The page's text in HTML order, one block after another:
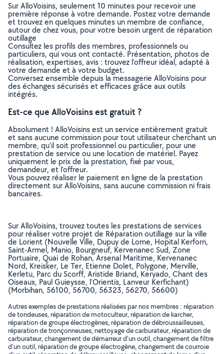
Sur AlloVoisins, seulement 10 minutes pour recevoir une
première réponse à votre demande. Postez votre demande
et trouvez en quelques minutes un membre de confiance,
autour de chez vous, pour votre besoin urgent de réparation
outillage
Consultez les profils des membres, professionnels ou
particuliers, qui vous ont contacté. Présentation, photos de
réalisation, expertises, avis : trouvez l'offreur idéal, adapté à
votre demande et à votre budget.
Conversez ensemble depuis la messagerie AlloVoisins pour
des échanges sécurisés et efficaces grâce aux outils
intégrés.
Est-ce que AlloVoisins est gratuit ?
Absolument ! AlloVoisins est un service entièrement gratuit
et sans aucune commission pour tout utilisateur cherchant un
membre, qu’il soit professionnel ou particulier, pour une
prestation de service ou une location de matériel. Payez
uniquement le prix de la prestation, fixé par vous,
demandeur, et l’offreur.
Vous pouvez réaliser le paiement en ligne de la prestation
directement sur AlloVoisins, sans aucune commission ni frais
bancaires.
Sur AlloVoisins, trouvez toutes les prestations de services
pour réaliser votre projet de Réparation outillage sur la ville
de Lorient (Nouvelle Ville, Dupuy de Lome, Hopital Kerforn,
Saint-Armel, Manio, Bourgneuf, Kervenanec Sud, Zone
Portuaire, Quai de Rohan, Arsenal Maritime, Kervenanec
Nord, Kreisker, Le Ter, Etienne Dolet, Polygone, Merville,
Kerletu, Parc du Scorff, Aristide Briand, Keryado, Chant des
Oiseaux, Paul Guieysse, l'Orientis, Lanveur Kerfichant)
(Morbihan, 56100, 56700, 56323, 56270, 56600)
Autres exemples de prestations réalisées par nos membres : réparation
de tondeuses, réparation de motoculteur, réparation de karcher,
réparation de groupe électrogènes, réparation de débroussailleuses,
réparation de tronçonneuses, nettoyage de carburateur, réparation de
carburateur, changement de démarreur d'un outil, changement de filtre
d'un outil, réparation de groupe électrogène, changement de courroie